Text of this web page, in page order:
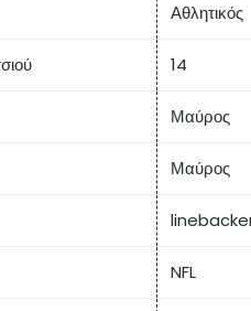
Αθλητικός
14
Μαύρος
Μαύρος
NFL